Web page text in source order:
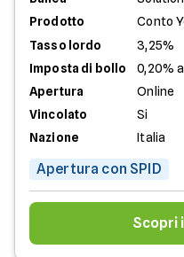
Prodotto
Conto
Tasso lordo
3,25%
Imposta di bollo
0,20%
Apertura
Online
Vincolato
Si
Nazione
Italia
Apertura con SPID
Scopri